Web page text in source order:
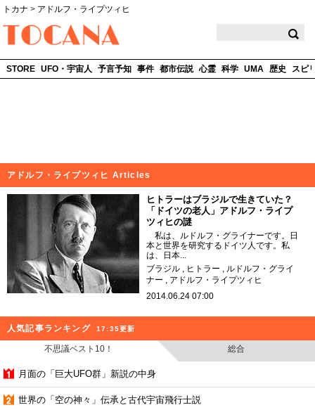
トカナ > アドルフ・ライプツィヒ
STORE UFO・宇宙人 予言予知 事件 都市伝説 心霊 科学 UMA 歴史 スピ
アドルフ・ライプツィヒ Articles
ヒトラーはブラジルで生きていた？
「ドイツの老人」アドルフ・ライプ
ツィヒの謎
私は、ルドルフ・グライナーです。日
本と世界を研究するドイツ人です。私
は、日本...
ブラジル
ヒトラー
ルドルフ・グライ
ナー
アドルフ・ライプツィヒ
2014.06.24 07:00
人気記事ランキング 17:35更新
不思議ベスト10！ 総合
月面の「巨大UFO群」新説の中身
世界の「空の神々」伝承と古代宇宙飛行士説